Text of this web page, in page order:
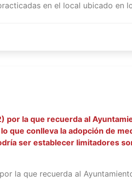
en el local ubicado en
por la que recuerda al
que conlleva la adopción de
ser establecer limitadores
la que recuerda al